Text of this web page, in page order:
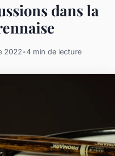
dans la
2022•4 min de lecture